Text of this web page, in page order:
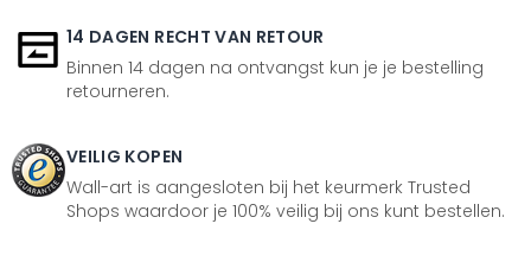
14 DAGEN RECHT VAN RETOUR
Binnen 14 dagen na ontvangst kun je je bestelling
retourneren.
VEILIG KOPEN
Wall-art is aangesloten bij het keurmerk Trusted
Shops waardoor je 100% veilig bij ons kunt bestellen.